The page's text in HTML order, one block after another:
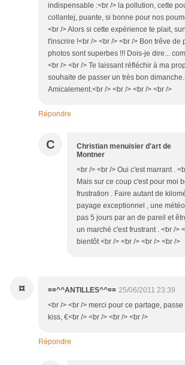
indispensable :<br /> la pollution, cette
collantej, puante, si bonne pour nos
<br /> Alors si cette expérience te plait,
t'inscrire !<br /> <br /> <br /> Bon trêve de
photos sont superbes !!! Dois-je dire...
<br /> <br /> Te laissant réfléchir à ma
souhaite de passer un très bon
Amicalement.<br /> <br /> <br /> <br />
Répondre
C
Christian menuisier d'art de
Montner
<br /> <br /> Oui c'est marrant .
Mais sur ce coup c'est pour moi
frustration . Faire autant de
payage exceptionnel , une
pas 5 jours par an de pareil et
un marché c'est frustrant . <br />
bientôt <br /> <br /> <br /> <br />
¤ ¤¤^^ANTILLES^^¤¤ 25/06/2011 23:39
<br /> <br /> merci pour ce partage,
kiss, €<br /> <br /> <br /> <br />
Répondre